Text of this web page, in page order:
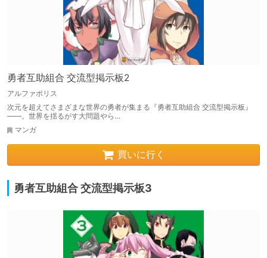
勇者互助組合 交流型掲示板2
アルファポリス
次元を超えてさまざまな世界の勇者が集まる『勇者互助組合 交流型掲示板』
――。世界を揺るがす大問題やら…
マンガ
買いに行く
勇者互助組合 交流型掲示板3